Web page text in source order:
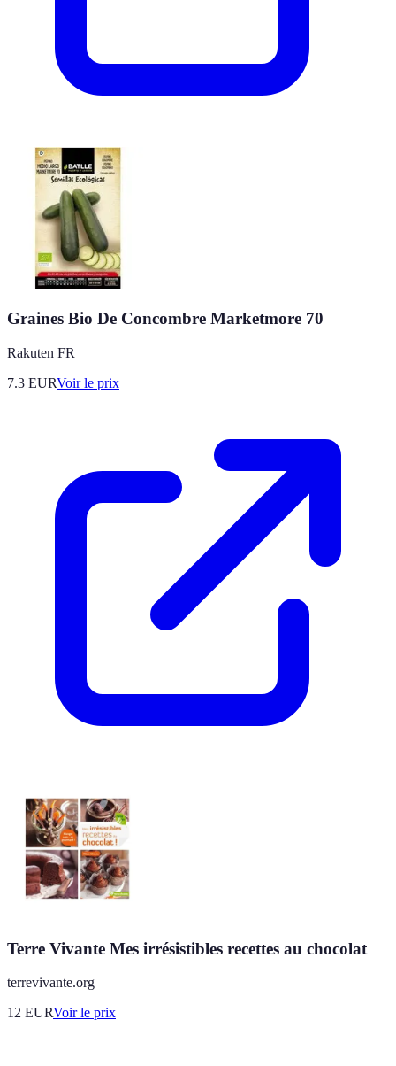
Graines Bio De Concombre Marketmore 70
Rakuten FR
7.3 EURVoir le prix
Terre Vivante Mes irrésistibles recettes au chocolat
terrevivante.org
12 EURVoir le prix